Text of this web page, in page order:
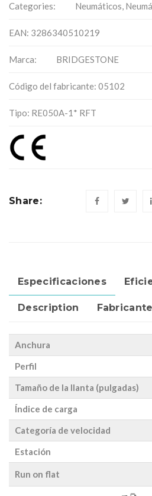
Categories: Neumáticos,
EAN: 3286340510219
Marca: BRIDGESTONE
Código del fabricante: 05102
Tipo: RE050A-1* RFT
Share:
Especificaciones
Description Fabricante
Anchura
Perfil
Tamaño de la llanta (pulgadas)
Índice de carga
Categoría de velocidad
Estación
Run on flat